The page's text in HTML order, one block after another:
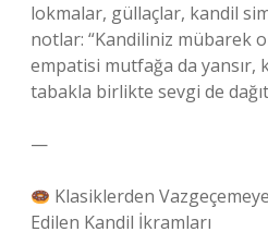
lokmalar, güllaçlar, kandil
notlar: “Kandiliniz mübarek
empatisi mutfağa da yansır,
tabakla birlikte sevgi de
—
Klasiklerden
Edilen Kandil İkramları